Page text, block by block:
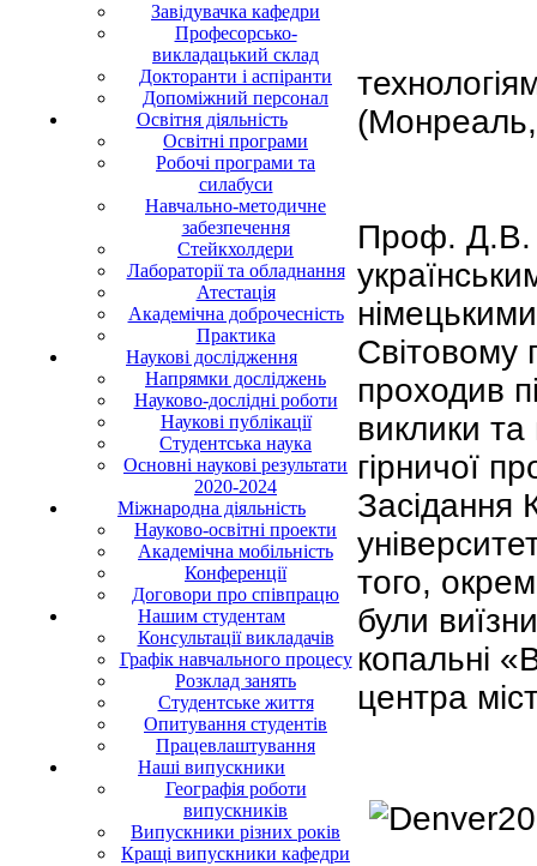
Завідувачка кафедри
Професорсько-
викладацький склад
Докторанти і аспіранти
Допоміжний персонал
Освітня діяльність
Освітні програми
Робочі програми та
силабуси
Навчально-методичне
забезпечення
Стейкхолдери
Лабораторії та обладнання
Атестація
Академічна доброчесність
Практика
Наукові дослідження
Напрямки досліджень
Науково-дослідні роботи
Наукові публікації
Студентська наука
Основні наукові результати
2020-2024
Міжнародна діяльність
Науково-освітні проекти
Академічна мобільність
Конференції
Договори про співпрацю
Нашим студентам
Консультації викладачів
Графік навчального процесу
Розклад занять
Студентське життя
Опитування студентів
Працевлаштування
Наші випускники
Географія роботи
випускників
Випускники різних років
Кращі випускники кафедри
Проф. Д.В.
Світовому
проходив
виклики
гірничої
Засідання
того,
були
копальні
центра